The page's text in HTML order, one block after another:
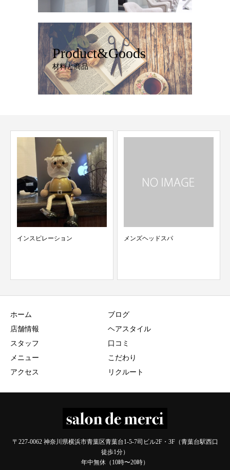
Product&Goods
材料と商品
インスピレーション メンズヘッドスパ
ホーム
店舗情報
スタッフ
メニュー
アクセス
ブログ
ヘアスタイル
口コミ
こだわり
リクルート
〒227-0062 神奈川県横浜市青葉区青葉台1-5-7司ビル2F・3F（青葉台駅西口
徒歩1分）
年中無休（10時〜20時）